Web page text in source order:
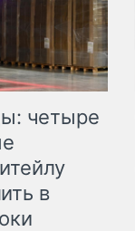
четыре
в